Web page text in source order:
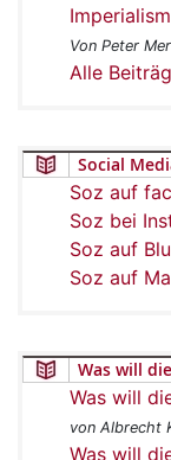
Von Peter
Alle
Social
Soz auf
Soz bei
Soz auf
Soz auf
Was will
Was will
von Albrecht
Was will